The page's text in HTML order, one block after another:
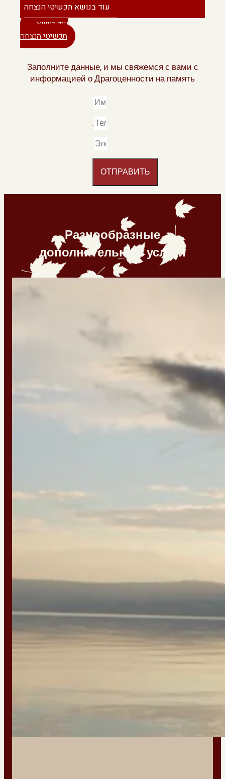
עוד בנושא תכשיטי הנצחה
עוד בנושא
תכשיטי הנצחה
Заполните данные, и мы свяжемся с вами с
информацией о Драгоценности на память
ОТПРАВИТЬ
Разнообразные
дополнительные услуги